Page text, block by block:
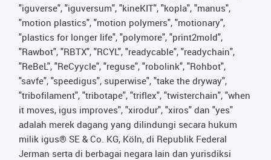
"iguverse", "iguversum", "kineKIT", "kopla", "manus",
"motion plastics", "motion polymers", "motionary",
"plastics for longer life", "polymore", "print2mold",
"Rawbot", "RBTX", "RCYL", "readycable", "readychain",
"ReBeL", "ReCyycle", "reguse", "robolink", "Rohbot",
"savfe", "speedigus", superwise", "take the dryway",
"tribofilament", "tribotape", "triflex", "twisterchain", "when
it moves, igus improves", "xirodur", "xiros" dan "yes"
adalah merek dagang yang dilindungi secara hukum
milik igus® SE & Co. KG, Köln, di Republik Federal
Jerman serta di berbagai negara lain dan yurisdiksi